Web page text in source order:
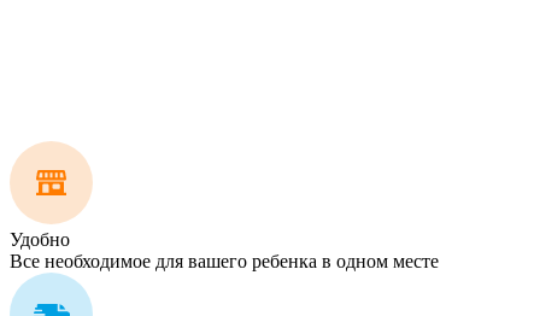
Удобно
Все необходимое для вашего ребенка в одном месте